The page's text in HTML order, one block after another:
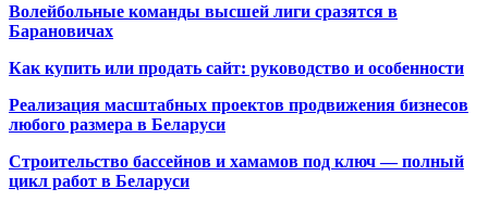
Волейбольные команды высшей лиги сразятся в
Барановичах
Как купить или продать сайт: руководство и особенности
Реализация масштабных проектов продвижения бизнесов
любого размера в Беларуси
Строительство бассейнов и хамамов под ключ — полный
цикл работ в Беларуси